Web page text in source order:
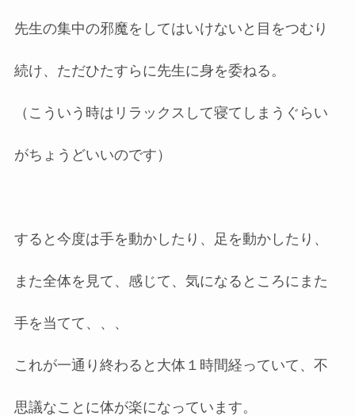
先生の集中の邪魔をしてはいけないと目をつむり
続け、ただひたすらに先生に身を委ねる。
（こういう時はリラックスして寝てしまうぐらい
がちょうどいいのです）
すると今度は手を動かしたり、足を動かしたり、
また全体を見て、感じて、気になるところにまた
手を当てて、、、
これが一通り終わると大体１時間経っていて、不
思議なことに体が楽になっています。